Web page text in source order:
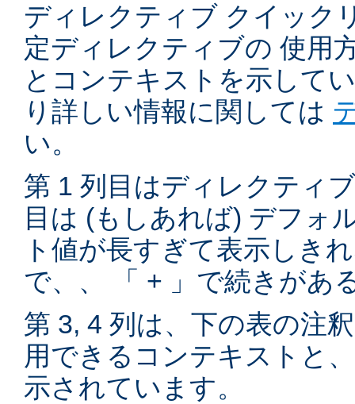
ディレクティブ クイック
定ディレクティブの 使用
とコンテキストを示して
り詳しい情報に関しては
い。
第 1 列目はディレクティ
目は (もしあれば) デフォ
ト値が長すぎて表示しき
で、、 「 + 」で続きがあ
第 3, 4 列は、下の表の注
用できるコンテキストと
示されています。